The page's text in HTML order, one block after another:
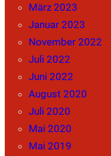
März 2023
Januar 2023
November 2022
Juli 2022
Juni 2022
August 2020
Juli 2020
Mai 2020
Mai 2019